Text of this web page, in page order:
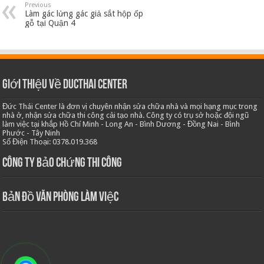
Previous
Làm gác lửng gác giả sắt hộp ốp
gỗ tại Quận 4
Giới thiệu về Ducthai Center
Đức Thái Center là đơn vị chuyên nhận sửa chữa nhà và mọi hạng mục trong
nhà ở, nhận sửa chữa thi công cải tạo nhà. Công ty có trụ sở hoặc đội ngũ
làm việc tại khắp Hồ Chí Minh - Long An - Bình Dương - Đồng Nai - Bình
Phước - Tây Ninh
Số Điện Thoại: 0378.019.368
Công ty bảo chứng thi công
Bản Đồ Văn Phòng Làm Việc